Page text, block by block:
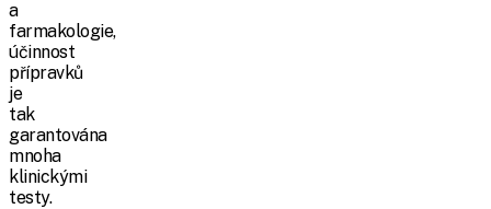
a
farmakologie,
účinnost
přípravků
je
tak
garantována
mnoha
klinickými
testy.